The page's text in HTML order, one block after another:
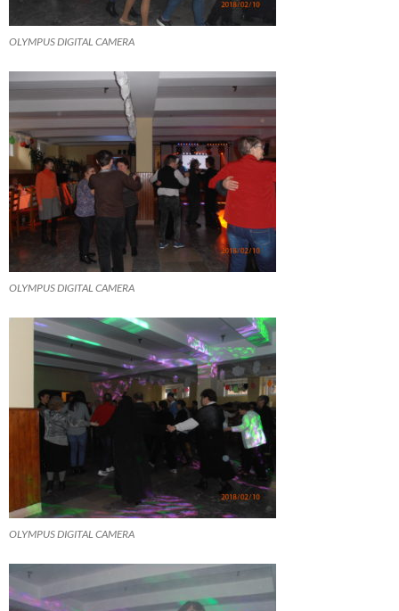
OLYMPUS DIGITAL CAMERA
OLYMPUS DIGITAL CAMERA
OLYMPUS DIGITAL CAMERA